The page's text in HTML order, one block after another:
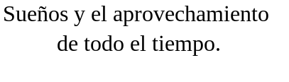
Sueños y el aprovechamiento
de todo el tiempo.